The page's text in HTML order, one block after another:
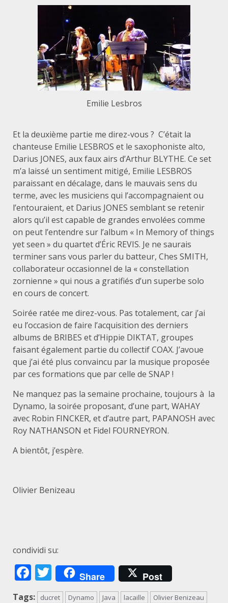
Emilie Lesbros
Et la deuxième partie me direz-vous ? C’était la
chanteuse Emilie LESBROS et le saxophoniste alto,
Darius JONES, aux faux airs d’Arthur BLYTHE. Ce set
m’a laissé un sentiment mitigé, Emilie LESBROS
paraissant en décalage, dans le mauvais sens du
terme, avec les musiciens qui l’accompagnaient ou
l’entouraient, et Darius JONES semblant se retenir
alors qu’il est capable de grandes envolées comme
on peut l’entendre sur l’album « In Memory of things
yet seen » du quartet d’Éric REVIS. Je ne saurais
terminer sans vous parler du batteur, Ches SMITH,
collaborateur occasionnel de la « constellation
zornienne » qui nous a gratifiés d’un superbe solo
en cours de concert.
Soirée ratée me direz-vous. Pas totalement, car j’ai
eu l’occasion de faire l’acquisition des derniers
albums de BRIBES et d’Hippie DIKTAT, groupes
faisant également partie du collectif COAX. J’avoue
que j’ai été plus convaincu par la musique proposée
par ces formations que par celle de SNAP !
Ne manquez pas la semaine prochaine, toujours à la
Dynamo, la soirée proposant, d’une part, WAHAY
avec Robin FINCKER, et d’autre part, PAPANOSH avec
Roy NATHANSON et Fidel FOURNEYRON.
A bientôt, j’espère.
Olivier Benizeau
condividi su:
Facebook
Twitter
Share Post
Tags: ducret Dynamo Java lacaille
Olivier Benizeau